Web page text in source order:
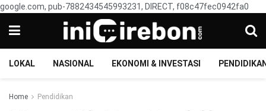
google.com, pub-7882434545993231, DIRECT, f08c47fec0942fa0
LOKAL NASIONAL EKONOMI & INVESTASI
Home Pendidikan